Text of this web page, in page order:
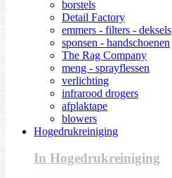
borstels
Detail Factory
emmers - filters - deksels
sponsen - handschoenen
The Rag Company
meng - sprayflessen
verlichting
infrarood drogers
afplaktape
blowers
Hogedrukreiniging
In Hogedrukreiniging